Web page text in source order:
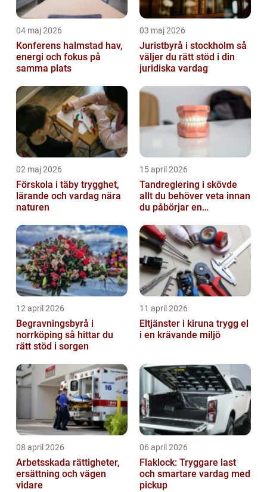
04 maj 2026
Konferens halmstad hav,
energi och fokus på
samma plats
03 maj 2026
Juristbyrå i stockholm så
väljer du rätt stöd i din
juridiska vardag
02 maj 2026
Förskola i täby trygghet,
lärande och vardag nära
naturen
15 april 2026
Tandreglering i skövde
allt du behöver veta innan
du påbörjar en
12 april 2026
Begravningsbyrå i
norrköping så hittar du
rätt stöd i sorgen
11 april 2026
Eltjänster i kiruna trygg el
i en krävande miljö
08 april 2026
Arbetsskada rättigheter,
ersättning och vägen
vidare
06 april 2026
Flaklock: Tryggare last
och smartare vardag med
pickup